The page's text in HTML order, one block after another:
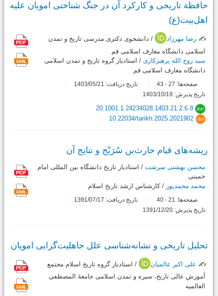
حافظة تاریخی و کارکرد آن در جنگ شناختی امویان علیه
اهل‌‌بیت(ع)
✍️ رضا مهرزاد
/ دانشجوی دکتری مدرسی تاریخ و تمدن
اسلامی دانشگاه معارف اسلامی قم
سید روح الله پرهیزکاری / استادیار گروه تاریخ و تمدن اسلامی
دانشگاه معارف اسلامی قم
صفحه‌ها: 27
-
تاریخ دریافت: 1403/05/21
تاریخ پذیرش: 1403/10/19
dor
20.1001.1.24234028.1403.21.2.6.8
doi
10.22034/tarikh.2025.2021902
ریشه‌های قیام حارث‌بن سُرَیْج و نتایج آن
محسن بهشتی سرشت / استادیار تاريخ دانشگاه بین المللی امام
خمینی
محمد محمدپور / کارشناس ارشد تاریخ اسلام
صفحه‌ها: 21
-
تاریخ دریافت: 1391/07/17
تاریخ پذیرش: 1391/12/20
تحلیل تاریخی و نشانه‌شناسی علل جاهلیت‌گرایی امویان
✍️ علی اکبر عالمیان
/ استادیار گروه تاریخ اسلام مجتمع
آموزش عالی تاریخ، سیره و تمدن اسلامی جامعۀ المصطفی
العالمیه